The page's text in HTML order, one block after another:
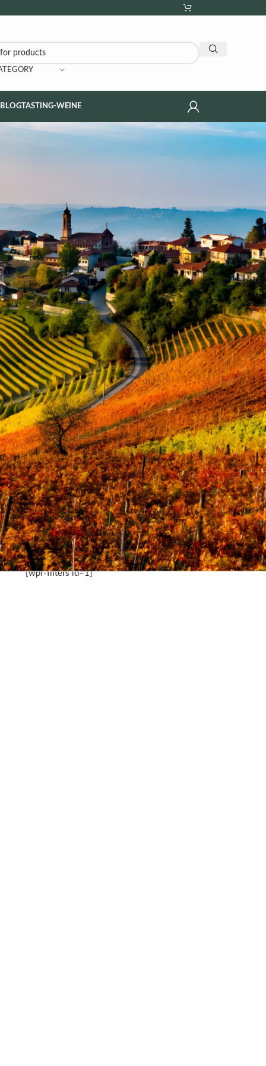
TASTING-WEINE
KATEGORIEN
Masterclass
Praxiswissen
Regionaler Weinbau
Über uns
Uncategorized
Wein als Inspiration
Wein Geschichte
Wein Italien
Wein und mehr
Wein und Wermuth – eine Empfehlung
Weinberufe
Weinkritiker
Weinreise
Weinwissen
Werners Fiktion
Winzer und Weingüter
[wpf-filters id=1]